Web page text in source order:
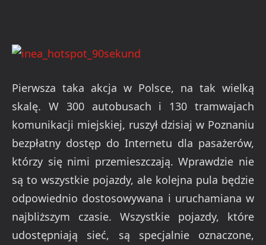
Pierwsza taka akcja w Polsce, na tak wielką
skalę. W 300 autobusach i 130 tramwajach
komunikacji miejskiej, ruszył dzisiaj w Poznaniu
bezpłatny dostęp do Internetu dla pasażerów,
którzy się nimi przemieszczają. Wprawdzie nie
są to wszystkie pojazdy, ale kolejna pula będzie
odpowiednio dostosowywana i uruchamiana w
najbliższym czasie. Wszystkie pojazdy, które
udostępniają sieć, są specjalnie oznaczone,